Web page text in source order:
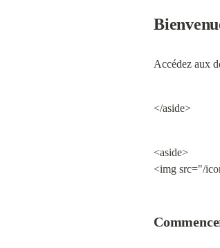
Accédez aux
</aside>
<aside>
<img src="/